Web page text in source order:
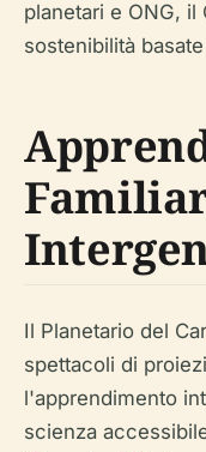
planetari e ONG,
sostenibilità
Il Planetario del
spettacoli di
l'apprendimento
scienza